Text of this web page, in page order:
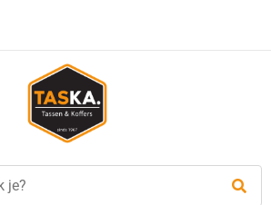
besteld, is vandaag verzonden!